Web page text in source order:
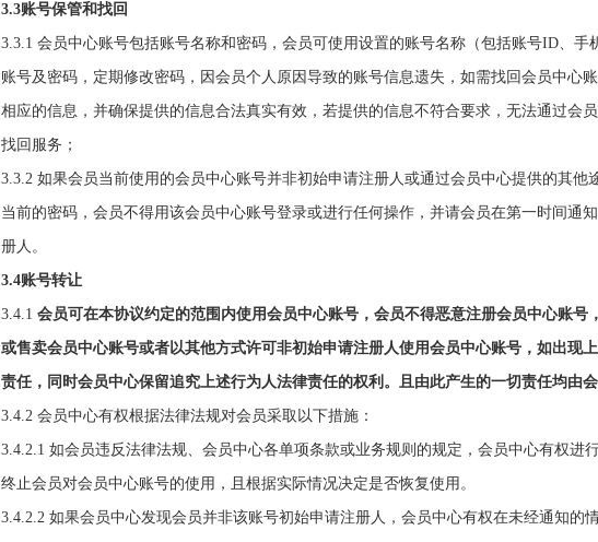
3.3账号保管和找回
3.3.1 会员中心账号包括账号名称和密码， 会员可使用设置的账号名称（包括账号ID、手
账号及密码，定期修改密码，因会员个人原因导致的账号信息遗失，如需找回会员中心
相应的信息，并确保提供的信息合法真实有效，若提供的信息不符合要求，无法通过会
找回服务；
3.3.2 如果会员当前使用的会员中心账号并非初始申请注册人或通过会员中心提供的其他
当前的密码， 会员不得用该会员中心账号登录或进行任何操作，并请会员在第一时间通
册人。
3.4账号转让
3.4.1 会员可在本协议约定的范围内使用会员中心账号， 会员不得恶意注册会员中心账号
或售卖会员中心账号或者以其他方式许可非初始申请注册人使用会员中心账号， 如出现
责任，同时会员中心保留追究上述行为人法律责任的权利。且由此产生的一切责任均由
3.4.2 会员中心有权根据法律法规对会员采取以下措施：
3.4.2.1 如会员违反法律法规、会员中心各单项条款或业务规则的规定，会员中心有权进
终止会员对会员中心账号的使用，且根据实际情况决定是否恢复使用。
3.4.2.2 如果会员中心发现会员并非该账号初始申请注册人，会员中心有权在未经通知的